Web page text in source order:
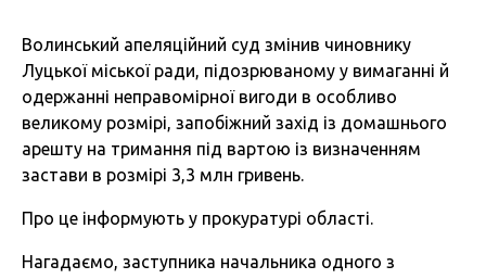
Волинський апеляційний суд змінив чиновнику
Луцької міської ради, підозрюваному у вимаганні й
одержанні неправомірної вигоди в особливо
великому розмірі, запобіжний захід із домашнього
арешту на тримання під вартою із визначенням
застави в розмірі 3,3 млн гривень.
Про це інформують у прокуратурі області.
Нагадаємо, заступника начальника одного з